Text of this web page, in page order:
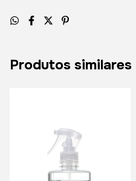
Produtos similares